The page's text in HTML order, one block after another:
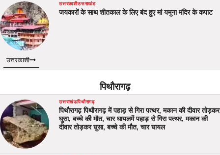
उत्तरकाशीउत्तराखंड
जयकारों के साथ शीतकाल के लिए बंद हुए मां यमुना मंदिर के कपाट
उत्तरकाशी
पिथौरागढ़
उत्तराखंडपिथौरागढ़
पिथौरागढ़ पिथौरागढ़ में पहाड़ से गिरा पत्थर, मकान की दीवार तोड़कर
घुसा, बच्चे की मौत, चार घायलमें पहाड़ से गिरा पत्थर, मकान की
दीवार तोड़कर घुसा, बच्चे की मौत, चार घायल